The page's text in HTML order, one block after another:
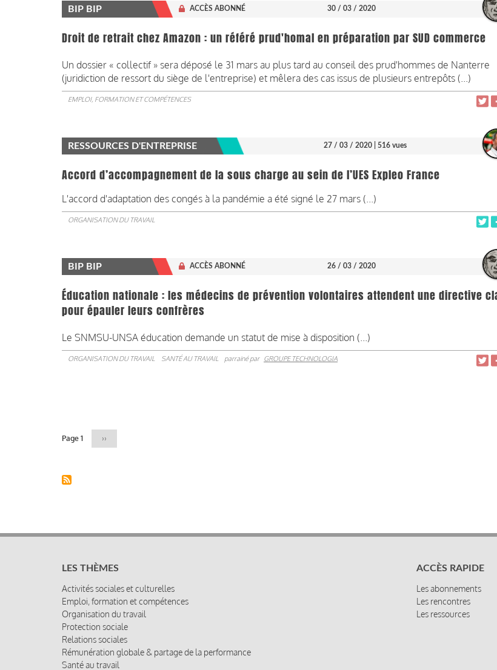
BIP BIP ACCÈS ABONNÉ 30 / 03 / 2020
Droit de retrait chez Amazon : un référé prud'homal en préparation par SUD commerce
Un dossier « collectif » sera déposé le 31 mars au plus tard au conseil des prud'hommes de Nanterre
(juridiction de ressort du siège de l'entreprise) et mêlera des cas issus de plusieurs entrepôts (...)
EMPLOI, FORMATION ET COMPÉTENCES
RESSOURCES D'ENTREPRISE 27 / 03 / 2020 | 516 vues
Accord d’accompagnement de la sous charge au sein de l’UES Expleo France
L'accord d'adaptation des congés à la pandémie a été signé le 27 mars (...)
ORGANISATION DU TRAVAIL
BIP BIP ACCÈS ABONNÉ 26 / 03 / 2020
Éducation nationale : les médecins de prévention volontaires attendent une directive
pour épauler leurs confrères
Le SNMSU-UNSA éducation demande un statut de mise à disposition (...)
ORGANISATION DU TRAVAIL SANTÉ AU TRAVAIL parrainé par GROUPE TECHNOLOGIA
Page 1
Page
suivante
››
LES THÈMES
Activités sociales et culturelles
Emploi, formation et compétences
Organisation du travail
Protection sociale
Relations sociales
Rémunération globale & partage de la performance
Santé au travail
ACCÈS RAPIDE
Les abonnements
Les rencontres
Les ressources